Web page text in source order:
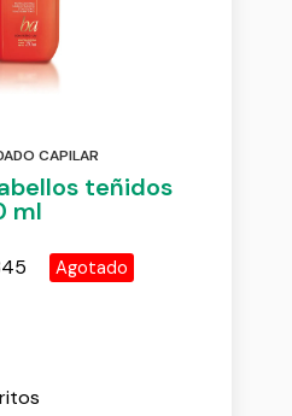
CAPILAR
teñidos
ml
Agotado